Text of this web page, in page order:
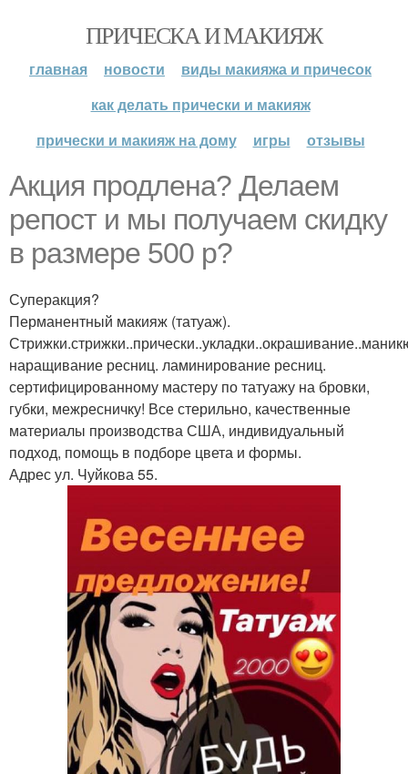
ПРИЧЕСКА И МАКИЯЖ
главная новости
виды макияжа и причесок
как делать прически и макияж
прически и макияж на дому
игры отзывы
Акция продлена? Делаем
репост и мы получаем скидку
в размере 500 р?
Суперакция?
Перманентный макияж (татуаж).
наращивание ресниц. ламинирование ресниц.
сертифицированному мастеру по татуажу на бровки,
губки, межресничку! Все стерильно, качественные
материалы производства США, индивидуальный
подход, помощь в подборе цвета и формы.
Адрес ул. Чуйкова 55.